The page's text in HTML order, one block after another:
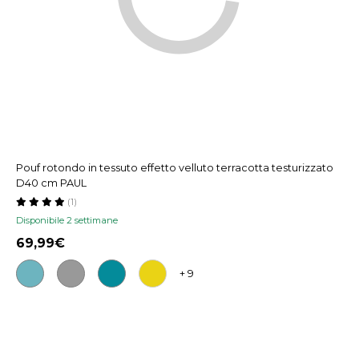
Pouf rotondo in tessuto effetto velluto terracotta testurizzato
D40 cm PAUL
Disponibile 2 settimane
(1)
69,99
+ 9